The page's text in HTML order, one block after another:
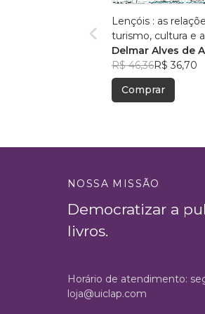
Lençóis : as
turismo, cultura e
Delmar Alves de
R$ 46,36R$ 36,70
Comprar
NOSSA MISSÃO
Democratizar a
livros.
Horário de atendimento:
loja@uiclap.com